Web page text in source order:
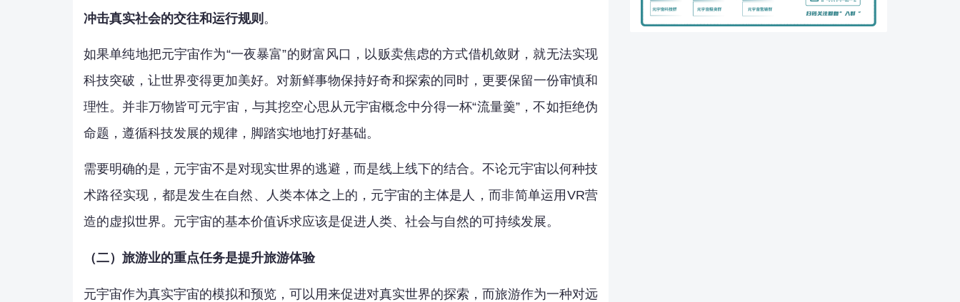
冲击真实社会的交往和运行规则 。
如果单纯地把元宇宙作为“一夜暴富”的财富风口，以贩卖焦虑的方式借机敛财，就无法实现
科技突破，让世界变得更加美好。对新鲜事物保持好奇和探索的同时，更要保留一份审慎和
理性。并非万物皆可元宇宙，与其挖空心思从元宇宙概念中分得一杯“流量羹”，不如拒绝伪
命题，遵循科技发展的规律，脚踏实地地打好基础。
需要明确的是，元宇宙不是对现实世界的逃避，而是线上线下的结合。不论元宇宙以何种技
术路径实现，都是发生在自然、人类本体之上的，元宇宙的主体是人，而非简单运用VR营
造的虚拟世界。元宇宙的基本价值诉求应该是促进人类、社会与自然的可持续发展。
（二）旅游业的重点任务是提升旅游体验
元宇宙作为真实宇宙的模拟和预览，可以用来促进对真实世界的探索，而旅游作为一种对远